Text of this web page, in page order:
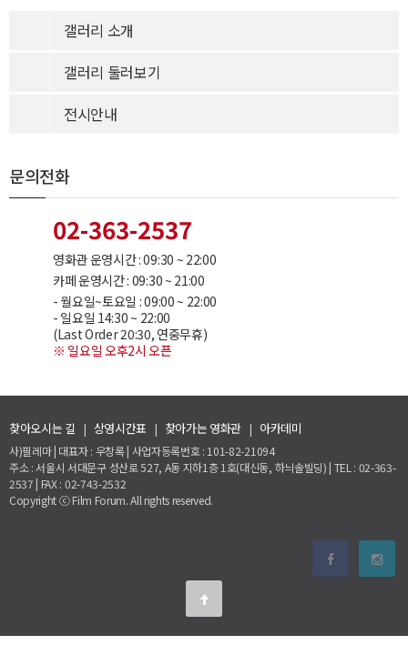
갤러리 소개
갤러리 둘러보기
전시안내
문의전화
02-363-2537
영화관 운영시간 : 09:30 ~ 22:00
카페 운영시간 : 09:30 ~ 21:00
- 월요일~토요일 : 09:00 ~ 22:00
- 일요일 14:30 ~ 22:00
(Last Order 20:30, 연중무휴)
※ 일요일 오후2시 오픈
찾아오시는 길 | 상영시간표 | 찾아가는 영화관 | 아카데미
사)필레마 | 대표자 : 우창록 | 사업자등록번호 : 101-82-21094
주소 : 서울시 서대문구 성산로 527, A동 지하1층 1호(대신동, 하늬솔빌딩) | TEL : 02-363-
2537 | FAX : 02-743-2532
Copyright ⓒ Film Forum. All rights reserved.